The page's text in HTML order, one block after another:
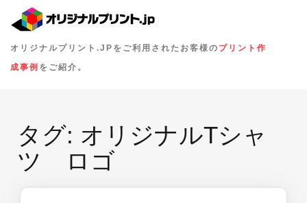
オリジナルプリント.JPをご利用されたお客様の プリント作
成事例 をご紹介。
タグ: オリジナルTシャ
ツ ロゴ